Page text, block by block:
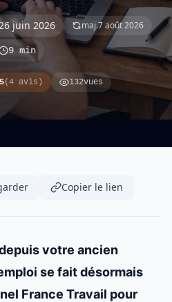
juin 2026 maj.7 août 2026
9 min
(4 avis) 132vues
Copier le lien
votre ancien
se fait désormais
France Travail pour